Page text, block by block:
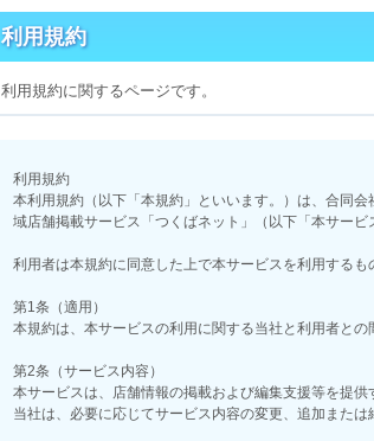
利用規約
利用規約に関するページです。
利用規約
本利用規約（以下「本規約」といいます。）は、合同
域店舗掲載サービス「つくばネット」（以下「本サービ
利用者は本規約に同意した上で本サービスを利用するも
第1条（適用）
本規約は、本サービスの利用に関する当社と利用者との
第2条（サービス内容）
本サービスは、店舗情報の掲載および編集支援等を提供
当社は、必要に応じてサービス内容の変更、追加または